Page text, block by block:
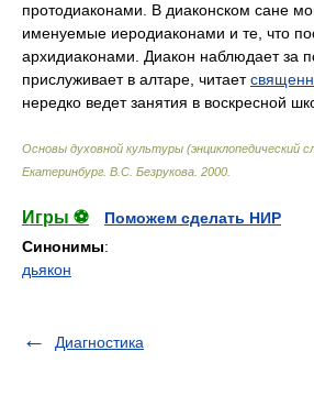
протодиаконами. В диаконском сане
именуемые иеродиаконами и те, что
архидиаконами. Диакон наблюдает за
прислуживает в алтаре, читает
нередко ведет занятия в воскресной
Основы духовной культуры (энциклопедический
Екатеринбург В.С. Безрукова 2000
Игры ⚽
Поможем сделать НИР
Синонимы:
дьякон
Диагностика